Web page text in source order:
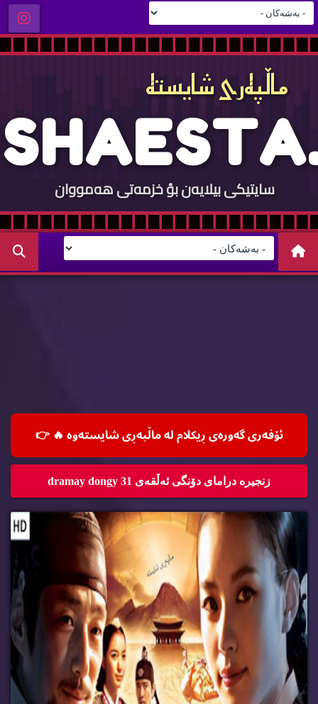
ماڵپه‌ری شایسته‌
SHAESTA.
COM
سایتيكی بيلایه‌ن بؤ خزمه‌تی هه‌مووان
ئۆفه‌ری گه‌وره‌ی ڕیكلام له‌ ماڵپه‌ڕی شایسته‌وه‌ 🔥👉
زنجیره‌ درامای دۆنگی ئه‌ڵقه‌ی 31 dramay dongy